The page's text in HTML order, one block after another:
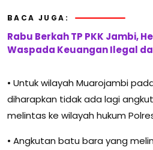
BACA JUGA:
Rabu Berkah TP PKK Jambi,
Waspada Keuangan Ilegal
• Untuk wilayah Muarojambi
diharapkan tidak ada lagi
melintas ke wilayah hukum
• Angkutan batu bara yang